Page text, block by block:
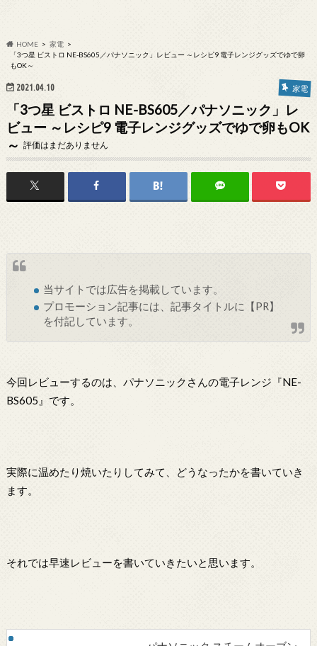
HOME
家電
「3つ星 ビストロ NE-BS605／パナソニック」レビュー ～レシピ9 電子レンジグッズでゆで卵
もOK～
2021.04.10 家電
「3つ星 ビストロ NE-BS605／パナソニック」レ
ビュー ～レシピ9 電子レンジグッズでゆで卵もOK
～ 評価はまだありません
当サイトでは広告を掲載しています。
プロモーション記事には、記事タイトルに【PR】
を付記しています。
今回レビューするのは、パナソニックさんの電子レンジ『NE-
BS605』です。
実際に温めたり焼いたりしてみて、どうなったかを書いていき
ます。
それでは早速レビューを書いていきたいと思います。